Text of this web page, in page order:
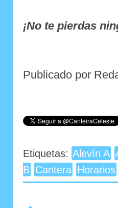
¡No te pierdas
Publicado por
Etiquetas: Alevín A
B Cantera Horarios